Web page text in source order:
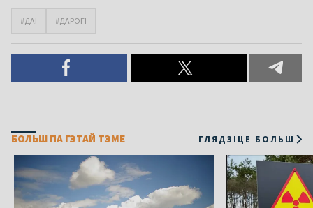
#ДАІ #ДАРОГІ
БОЛЬШ ПА ГЭТАЙ ТЭМЕ ГЛЯДЗІЦЕ БОЛЬШ